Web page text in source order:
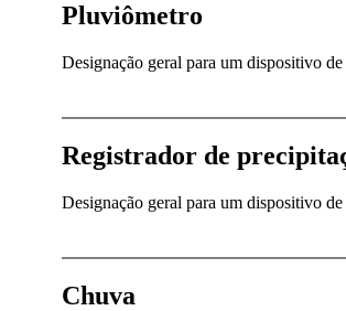
Pluviômetro
Designação geral para um dispositivo
Registrador de
Designação geral para um dispositivo
Chuva